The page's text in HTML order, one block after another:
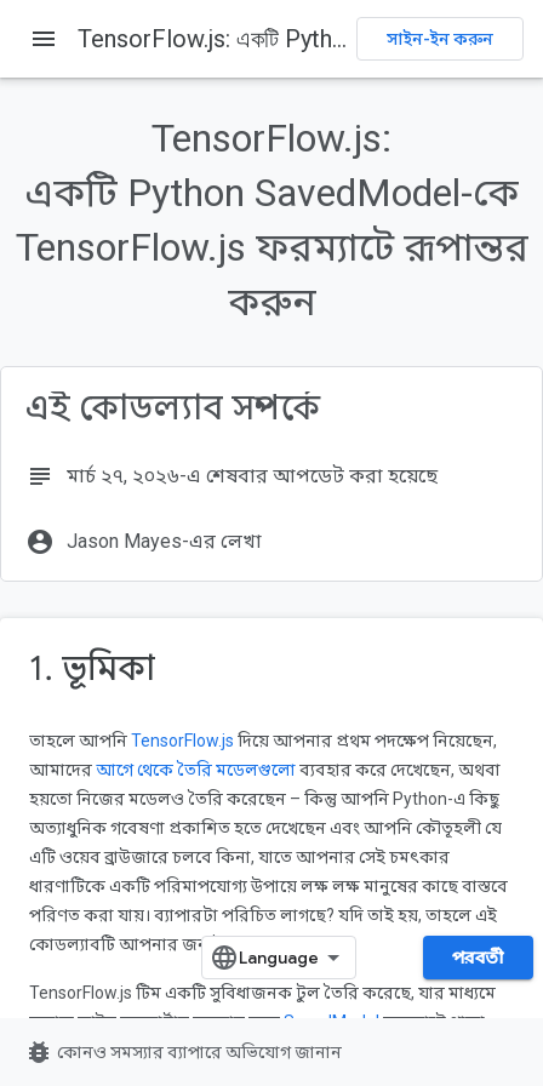
আপনি যা রূপান্তর করেন তা আমাদের সাথে শেয়ার করুন!
২. TensorFlow.js বলতে কী বোঝায়?
এটি কোথায় ব্যবহার করা যেতে পারে?
menu TensorFlow.js: একটি Python SavedModel-কে TensorFlow.js ফরম্যাটে রূপান্তর করুন সাইন-ইন করুন
TensorFlow.js:
একটি Python SavedModel-কে
TensorFlow.js ফরম্যাটে রূপান্তর
করুন
এই কোডল্যাব সম্পর্কে
subject মার্চ ২৭, ২০২৬-এ শেষবার আপডেট করা হয়েছে
account_circle Jason Mayes-এর লেখা
1. ভূমিকা
তাহলে আপনিTensorFlow.js দিয়ে আপনার প্রথম পদক্ষেপ নিয়েছেন,
আমাদেরআগে থেকে তৈরি মডেলগুলোব্যবহার করে দেখেছেন, অথবা
হয়তো নিজের মডেলও তৈরি করেছেন – কিন্তু আপনি Python-এ কিছু
অত্যাধুনিক গবেষণা প্রকাশিত হতে দেখেছেন এবং আপনি কৌতূহলী যে
এটি ওয়েব ব্রাউজারে চলবে কিনা, যাতে আপনার সেই চমৎকার
ধারণাটিকে একটি পরিমাপযোগ্য উপায়ে লক্ষ লক্ষ মানুষের কাছে বাস্তবে
পরিণত করা যায়। ব্যাপারটা পরিচিত লাগছে? যদি তাই হয়, তাহলে এই
কোডল্যাবটি আপনার জন্যই!
TensorFlow.js টিম একটি সুবিধাজনক টুল তৈরি করেছে, যার মাধ্যমে
কমান্ড লাইন কনভার্টার ব্যবহার করেSavedModel ফরম্যাটে থাকা
মডেলগুলোকে TensorFlow.js-এ রূপান্তর করা যায়। ফলে, আপনি
পরবর্তী
bug_report কোনও সমস্যার ব্যাপারে অভিযোগ জানান